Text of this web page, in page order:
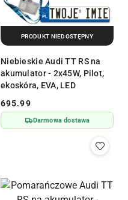
Niebieskie Audi TT RS na
akumulator - 2x45W, Pilot,
ekoskóra, EVA, LED
Cena:
695.99
Darmowa dostawa
PRODUKT NIEDOSTĘPNY